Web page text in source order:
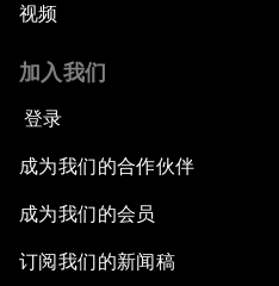
视频
加入我们
登录
成为我们的合作伙伴
成为我们的会员
订阅我们的新闻稿